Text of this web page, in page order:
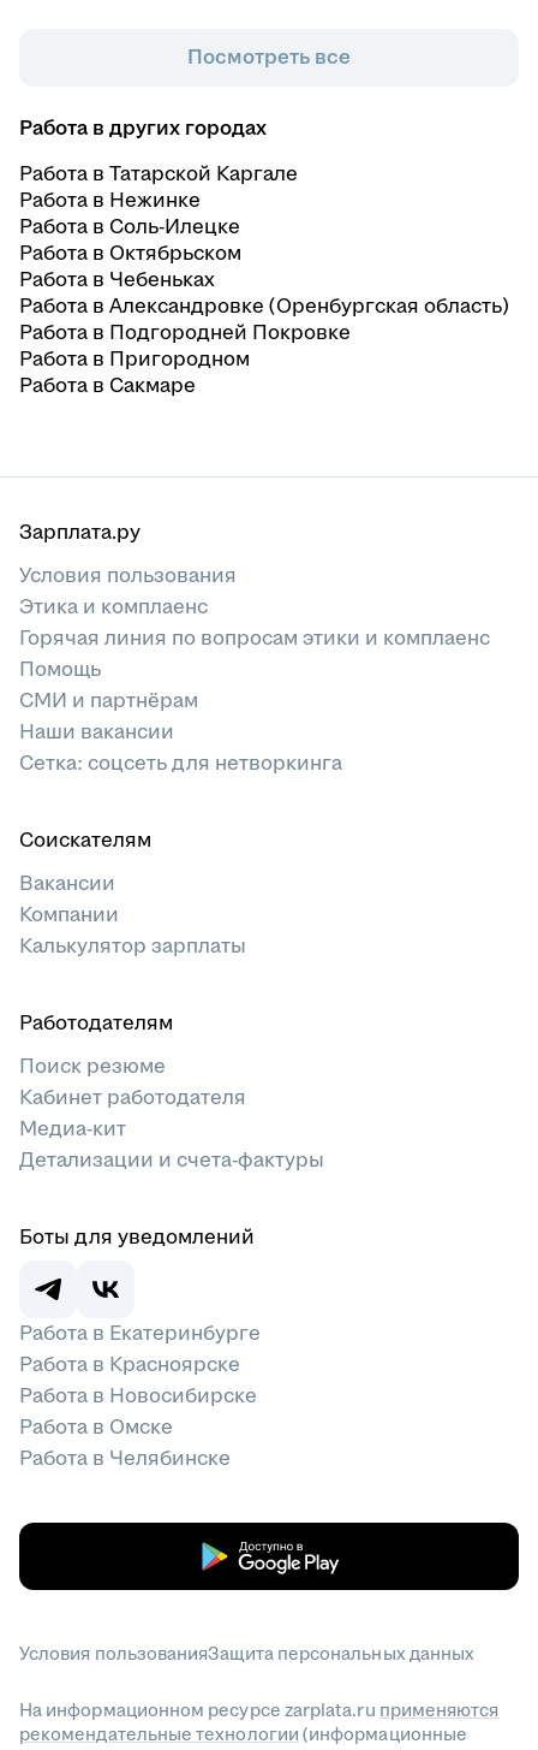
Посмотреть все
Работа в других городах
Работа в Татарской Каргале
Работа в Нежинке
Работа в Соль-Илецке
Работа в Октябрьском
Работа в Чебеньках
Работа в Александровке (Оренбургская область)
Работа в Подгородней Покровке
Работа в Пригородном
Работа в Сакмаре
Зарплата.ру
Условия пользования
Этика и комплаенс
Горячая линия по вопросам этики и комплаенс
Помощь
СМИ и партнёрам
Наши вакансии
Сетка: соцсеть для нетворкинга
Соискателям
Вакансии
Компании
Калькулятор зарплаты
Работодателям
Поиск резюме
Кабинет работодателя
Медиа-кит
Детализации и счета-фактуры
Боты для уведомлений
Работа в Екатеринбурге
Работа в Красноярске
Работа в Новосибирске
Работа в Омске
Работа в Челябинске
Условия пользованияЗащита персональных данных
На информационном ресурсе zarplata.ru применяются
рекомендательные технологии (информационные